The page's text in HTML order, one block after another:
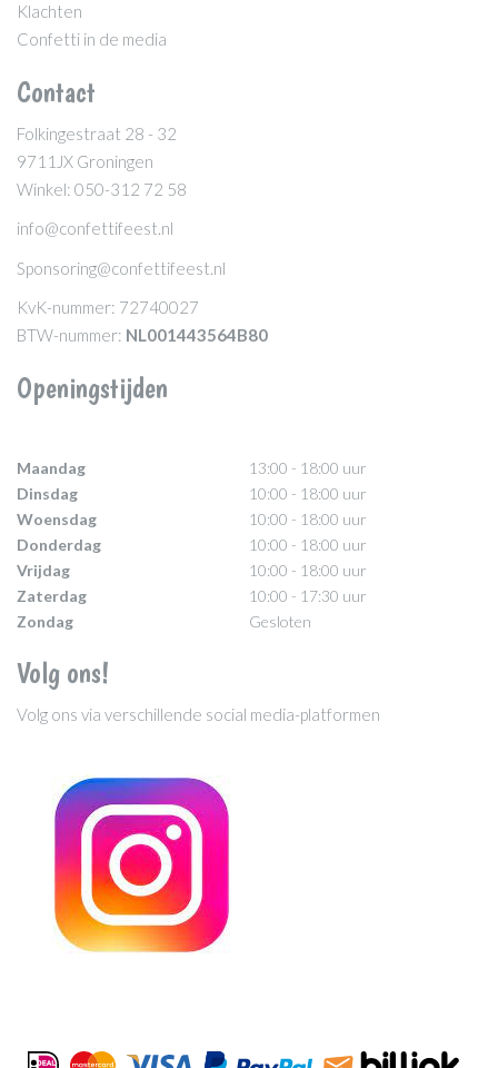
Klachten
Confetti in de media
Contact
Folkingestraat 28 - 32
9711JX Groningen
Winkel: 050-312 72 58
info@confettifeest.nl
Sponsoring@confettifeest.nl
KvK-nummer: 72740027
BTW-nummer: NL001443564B80
Openingstijden
Maandag
13:00 - 18:00 uur
Dinsdag
10:00 - 18:00 uur
Woensdag
10:00 - 18:00 uur
Donderdag
10:00 - 18:00 uur
Vrijdag
10:00 - 18:00 uur
Zaterdag
10:00 - 17:30 uur
Zondag
Gesloten
Volg ons!
Volg ons via verschillende social media-platformen